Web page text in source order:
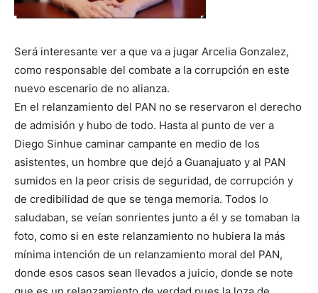
Será interesante ver a que va a jugar Arcelia Gonzalez,
como responsable del combate a la corrupción en este
nuevo escenario de no alianza.
En el relanzamiento del PAN no se reservaron el derecho
de admisión y hubo de todo. Hasta al punto de ver a
Diego Sinhue caminar campante en medio de los
asistentes, un hombre que dejó a Guanajuato y al PAN
sumidos en la peor crisis de seguridad, de corrupción y
de credibilidad de que se tenga memoria. Todos lo
saludaban, se veían sonrientes junto a él y se tomaban la
foto, como si en este relanzamiento no hubiera la más
mínima intención de un relanzamiento moral del PAN,
donde esos casos sean llevados a juicio, donde se note